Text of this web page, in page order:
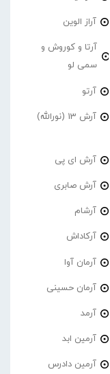
آراز الوین
آرتا و کوروش و
سمی لو
آرتو
آرش 13 (نورالله)
آرش ای پی
آرش صابری
آرشام
آرکاداش
آرمان آوا
آرمان حسینی
آرمد
آرمین ابد
آرمین دادرس